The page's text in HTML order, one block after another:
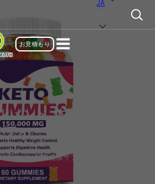
JA
お見積もり
メント,体重管理とスポ
フォーマンス
メント, 卸売健康サプリメント